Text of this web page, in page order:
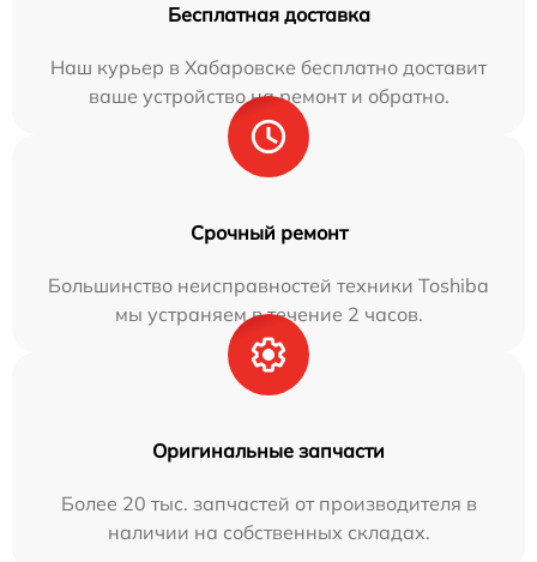
Бесплатная доставка
Наш курьер в Хабаровске бесплатно доставит
ваше устройство на ремонт и обратно.
Срочный ремонт
Большинство неисправностей техники Toshiba
мы устраняем в течение 2 часов.
Оригинальные запчасти
Более 20 тыс. запчастей от производителя в
наличии на собственных складах.